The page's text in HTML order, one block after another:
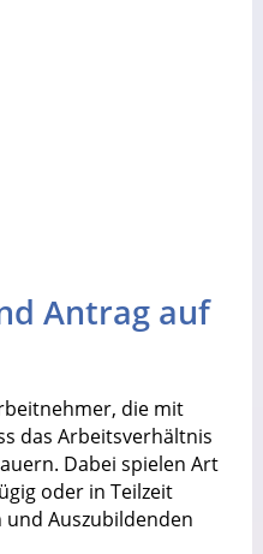
Antrag auf
die mit
das Arbeitsverhältnis
Dabei spielen Art
oder in Teilzeit
Auszubildenden
Aufschrei: Hartz-IV-